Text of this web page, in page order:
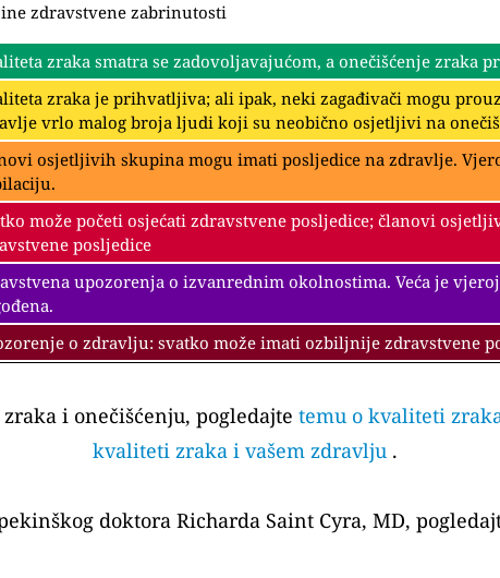
zdravstvene zabrinutosti
zraka smatra se zadovoljavajućom, a onečišćenje zraka
zraka je prihvatljiva; ali ipak, neki zagađivači mogu
vrlo malog broja ljudi koji su neobično osjetljivi na
osjetljivih skupina mogu imati posljedice na zdravlje.
može početi osjećati zdravstvene posljedice; članovi
posljedice
upozorenja o izvanrednim okolnostima. Veća je
o zdravlju: svatko može imati ozbiljnije zdravstvene
i onečišćenju, pogledajte temu o kvaliteti
kvaliteti zraka i vašem zdravlju .
doktora Richarda Saint Cyra, MD,